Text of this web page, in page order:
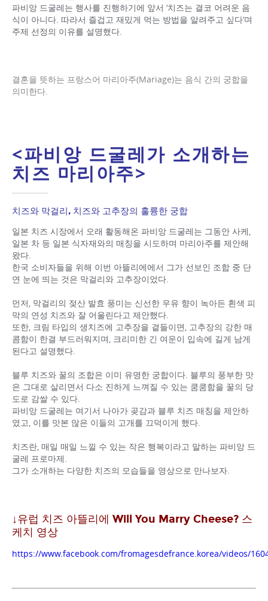
파비앙 드굴레는 행사를 진행하기에 앞서 ‘치즈는 결코 어려운 음
식이 아니다. 따라서 즐겁고 재밌게 먹는 방법을 알려주고 싶다’며
주제 선정의 이유를 설명했다.
결혼을 뜻하는 프랑스어 마리아주(Mariage)는 음식 간의 궁합을
의미한다.
<파비앙 드굴레가 소개하는
치즈 마리아주>
치즈와 막걸리, 치즈와 고추장의 훌륭한 궁합
일본 치즈 시장에서 오래 활동해온 파비앙 드굴레는 그동안 사케,
일본 차 등 일본 식자재와의 매칭을 시도하며 마리아주를 제안해
왔다.
한국 소비자들을 위해 이번 아뜰리에에서 그가 선보인 조합 중 단
연 눈에 띄는 것은 막걸리와 고추장이었다.
먼저, 막걸리의 젖산 발효 풍미는 신선한 우유 향이 녹아든 흰색 피
막의 연성 치즈와 잘 어울린다고 제안했다.
또한, 크림 타입의 생치즈에 고추장을 곁들이면, 고추장의 강한 매
콤함이 한결 부드러워지며, 크리미한 긴 여운이 입속에 길게 남게
된다고 설명했다.
블루 치즈와 꿀의 조합은 이미 유명한 궁합이다. 블루의 풍부한 맛
은 그대로 살리면서 다소 진하게 느껴질 수 있는 쿰쿰함을 꿀의 당
도로 감쌀 수 있다.
파비앙 드굴레는 여기서 나아가 곶감과 블루 치즈 매칭을 제안하
였고, 이를 맛본 많은 이들의 고개를 끄덕이게 했다.
치즈란, 매일 매일 느낄 수 있는 작은 행복이라고 말하는 파비앙 드
굴레 프로마제.
그가 소개하는 다양한 치즈의 모습들을 영상으로 만나보자.
↓유럽 치즈 아뜰리에 Will You Marry Cheese? 스
케치 영상
https://www.facebook.com/fromagesdefrance.korea/videos/